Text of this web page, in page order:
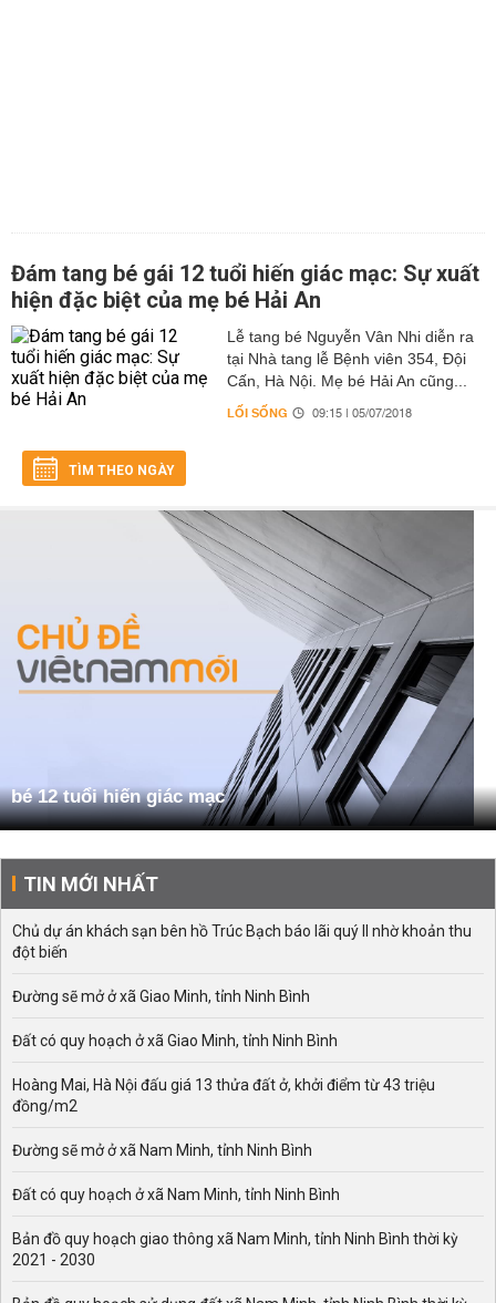
Đám tang bé gái 12 tuổi hiến giác mạc: Sự xuất
hiện đặc biệt của mẹ bé Hải An
Lễ tang bé Nguyễn Vân Nhi diễn ra
tại Nhà tang lễ Bệnh viên 354, Đội
Cấn, Hà Nội. Mẹ bé Hải An cũng...
LỐI SỐNG 09:15 | 05/07/2018
TÌM THEO NGÀY
bé 12 tuổi hiến giác mạc
TIN MỚI NHẤT
Chủ dự án khách sạn bên hồ Trúc Bạch báo lãi quý II nhờ khoản thu
đột biến
Đường sẽ mở ở xã Giao Minh, tỉnh Ninh Bình
Đất có quy hoạch ở xã Giao Minh, tỉnh Ninh Bình
Hoàng Mai, Hà Nội đấu giá 13 thửa đất ở, khởi điểm từ 43 triệu
đồng/m2
Đường sẽ mở ở xã Nam Minh, tỉnh Ninh Bình
Đất có quy hoạch ở xã Nam Minh, tỉnh Ninh Bình
Bản đồ quy hoạch giao thông xã Nam Minh, tỉnh Ninh Bình thời kỳ
2021 - 2030